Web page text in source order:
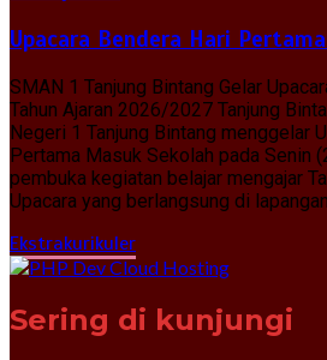
Upacara Bendera Hari
SMAN 1 Tanjung Bintang Gelar
Tahun Ajaran 2026/2027 Tanjung
Negeri 1 Tanjung Bintang menggelar
Pertama Masuk Sekolah pada Senin
pembuka kegiatan belajar mengajar
Upacara yang berlangsung di
Ekstrakurikuler
Sering di kunjungi